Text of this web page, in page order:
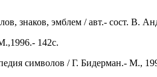
знаков, эмблем / авт.- сост. В.
142с.
символов / Г. Бидерман.- М.,